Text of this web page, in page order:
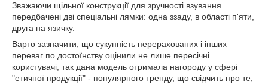
Зважаючи щільної конструкції для зручності взування
передбачені дві спеціальні лямки: одна ззаду, в області п'яти,
друга на язичку.
Варто зазначити, що сукупність перерахованих і інших
переваг по достоїнству оцінили не лише пересічні
користувачі, так дана модель отримала нагороду у сфері
"етичної продукції" - популярного тренду, що свідчить про те,